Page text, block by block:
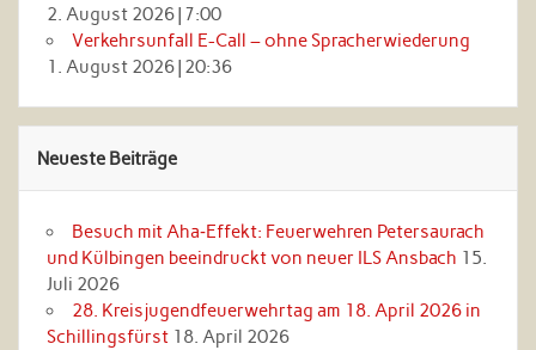
2. August 2026| 7:00
Verkehrsunfall E-Call – ohne Spracherwiederung
1. August 2026| 20:36
Neueste Beiträge
Besuch mit Aha‑Effekt: Feuerwehren Petersaurach
und Külbingen beeindruckt von neuer ILS Ansbach 15.
Juli 2026
28. Kreisjugendfeuerwehrtag am 18. April 2026 in
Schillingsfürst 18. April 2026